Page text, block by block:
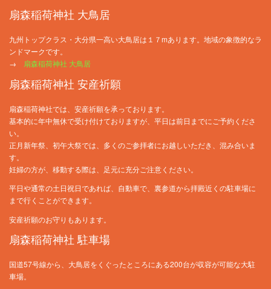
扇森稲荷神社 大鳥居
九州トップクラス・大分県一高い大鳥居は１７mあります。地域の象徴的なラ
ンドマークです。
→
扇森稲荷神社 大鳥居
扇森稲荷神社 安産祈願
扇森稲荷神社では、安産祈願を承っております。
基本的に年中無休で受け付けておりますが、平日は前日までにご予約くださ
い。
正月新年祭、初午大祭では、多くのご参拝者にお越しいただき、混み合いま
す。
妊婦の方が、移動する際は、足元に充分ご注意ください。
平日や通常の土日祝日であれば、自動車で、裏参道から拝殿近くの駐車場に
まで行くことができます。
安産祈願のお守りもあります。
扇森稲荷神社 駐車場
国道57号線から、大鳥居をくぐったところにある200台が収容が可能な大駐
車場。